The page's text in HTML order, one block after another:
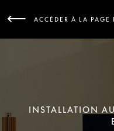
ACCÉDER À LA
INSTALLATION